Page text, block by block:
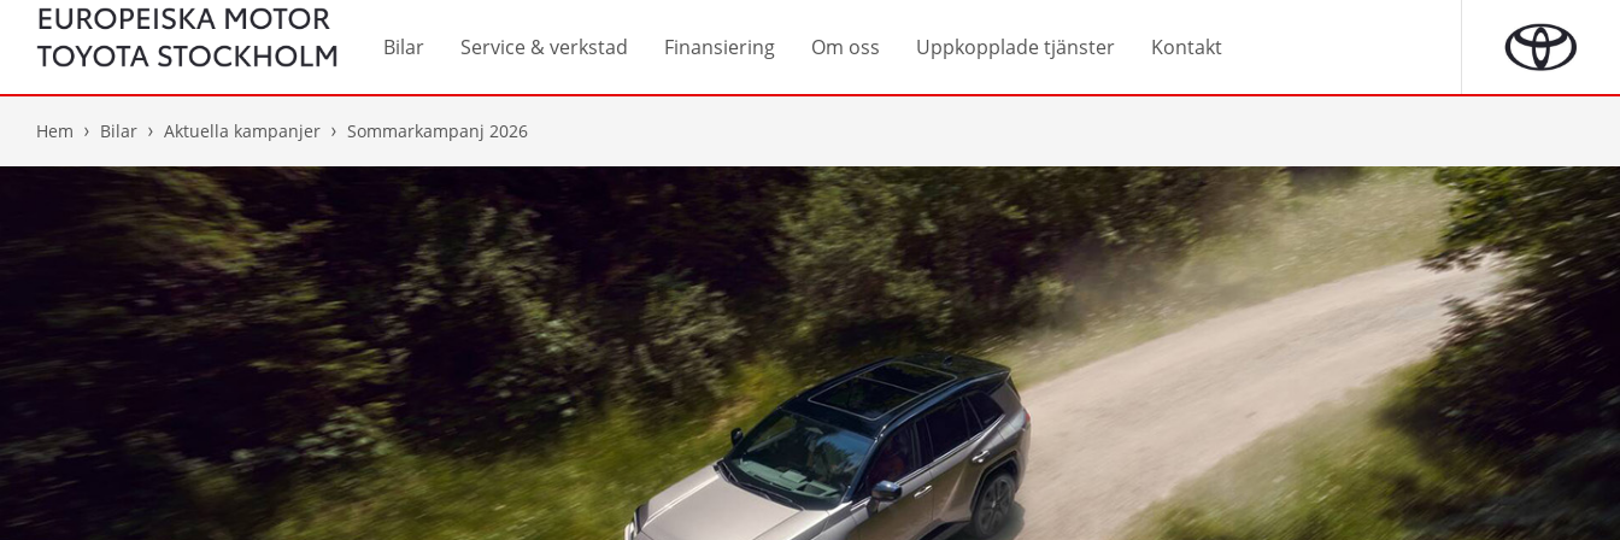
Bilar Service & verkstad Finansiering Om oss Uppkopplade tjänster Kontakt
Hem Bilar Aktuella kampanjer Sommarkampanj 2026